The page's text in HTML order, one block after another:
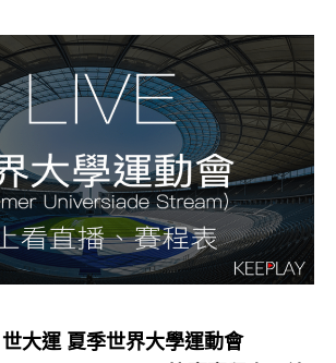
大運 夏季世界大學運動會